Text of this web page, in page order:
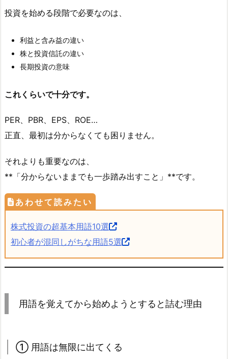
投資を始める段階で必要なのは、
利益と含み益の違い
株と投資信託の違い
長期投資の意味
これくらいで十分です。
PER、PBR、EPS、ROE…
正直、最初は分からなくても困りません。
それよりも重要なのは、
**「分からないままでも一歩踏み出すこと」**です。
株式投資の超基本用語10選
初心者が混同しがちな用語5選
用語を覚えてから始めようとすると詰む理由
① 用語は無限に出てくる